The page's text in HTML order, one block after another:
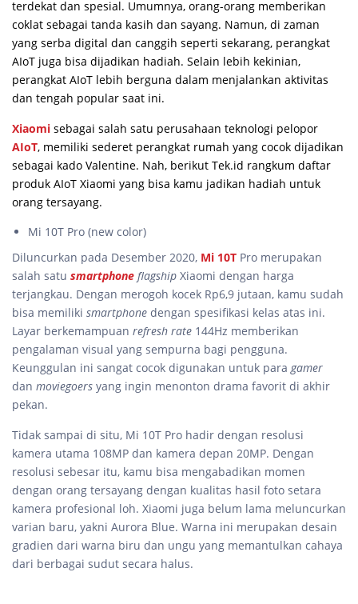
terdekat dan spesial. Umumnya, orang-orang memberikan
coklat sebagai tanda kasih dan sayang. Namun, di zaman
yang serba digital dan canggih seperti sekarang, perangkat
AIoT juga bisa dijadikan hadiah. Selain lebih kekinian,
perangkat AIoT lebih berguna dalam menjalankan aktivitas
dan tengah popular saat ini.
Xiaomi sebagai salah satu perusahaan teknologi pelopor
AIoT, memiliki sederet perangkat rumah yang cocok dijadikan
sebagai kado Valentine. Nah, berikut Tek.id rangkum daftar
produk AIoT Xiaomi yang bisa kamu jadikan hadiah untuk
orang tersayang.
Mi 10T Pro (new color)
Diluncurkan pada Desember 2020, Mi 10T Pro merupakan
salah satu smartphone flagship Xiaomi dengan harga
terjangkau. Dengan merogoh kocek Rp6,9 jutaan, kamu sudah
bisa memiliki smartphone dengan spesifikasi kelas atas ini.
Layar berkemampuan refresh rate 144Hz memberikan
pengalaman visual yang sempurna bagi pengguna.
Keunggulan ini sangat cocok digunakan untuk para gamer
dan moviegoers yang ingin menonton drama favorit di akhir
pekan.
Tidak sampai di situ, Mi 10T Pro hadir dengan resolusi
kamera utama 108MP dan kamera depan 20MP. Dengan
resolusi sebesar itu, kamu bisa mengabadikan momen
dengan orang tersayang dengan kualitas hasil foto setara
kamera profesional loh. Xiaomi juga belum lama meluncurkan
varian baru, yakni Aurora Blue. Warna ini merupakan desain
gradien dari warna biru dan ungu yang memantulkan cahaya
dari berbagai sudut secara halus.